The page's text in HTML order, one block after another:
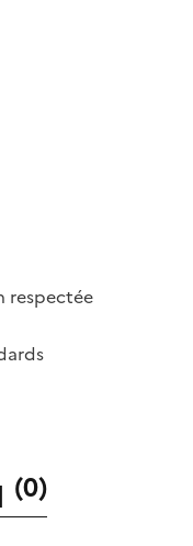
respectée
(0)